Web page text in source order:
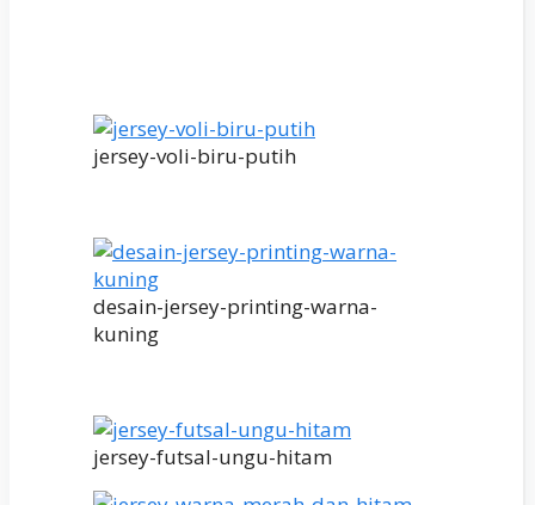
jersey-voli-biru-putih
desain-jersey-printing-warna-
kuning
jersey-futsal-ungu-hitam